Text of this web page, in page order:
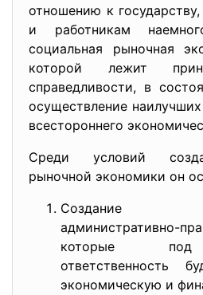
отношению к
и работникам
социальная рыночная
которой лежит
справедливости, в
осуществление
всестороннего
Среди условий
рыночной экономики он
Создание
административно-
которые под
ответственность
экономическую и